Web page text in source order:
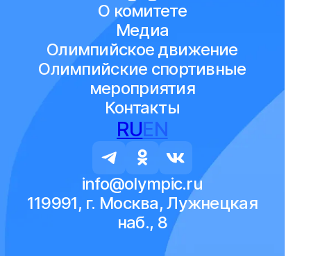
О комитете
Медиа
Олимпийское движение
Олимпийские спортивные
мероприятия
Контакты
RUEN
info@olympic.ru
119991, г. Москва, Лужнецкая
наб., 8